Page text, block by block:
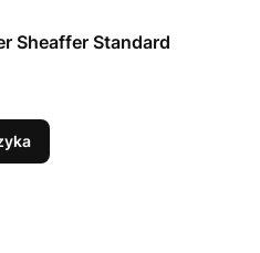
Sheaffer Standard